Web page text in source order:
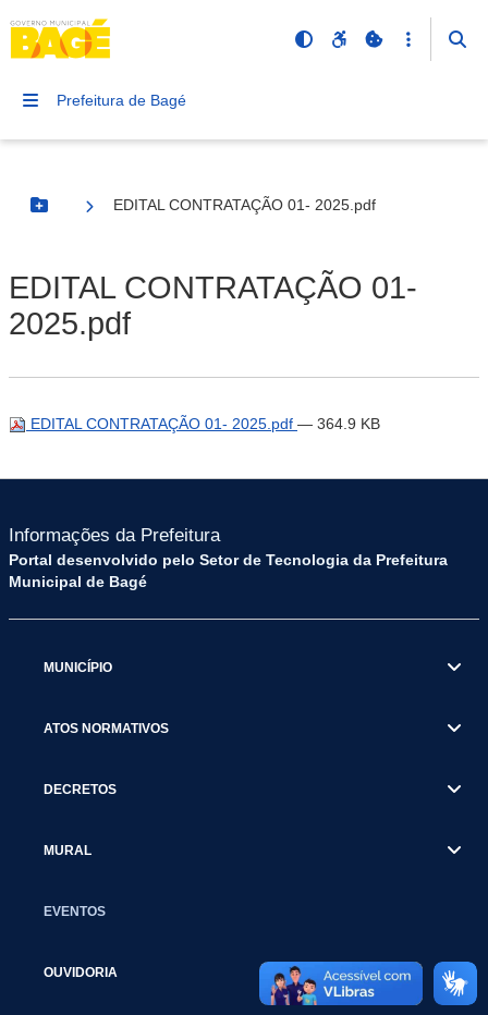
Prefeitura de Bagé
Botão Menu
EDITAL CONTRATAÇÃO 01- 2025.pdf
EDITAL CONTRATAÇÃO 01-
2025.pdf
EDITAL CONTRATAÇÃO 01- 2025.pdf — 364.9 KB
Informações da Prefeitura
Portal desenvolvido pelo Setor de Tecnologia da Prefeitura
Municipal de Bagé
MUNICÍPIO
ATOS NORMATIVOS
DECRETOS
MURAL
EVENTOS
OUVIDORIA